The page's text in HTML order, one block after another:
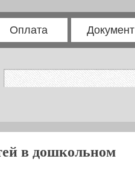
Оплата Документ
в дошкольном